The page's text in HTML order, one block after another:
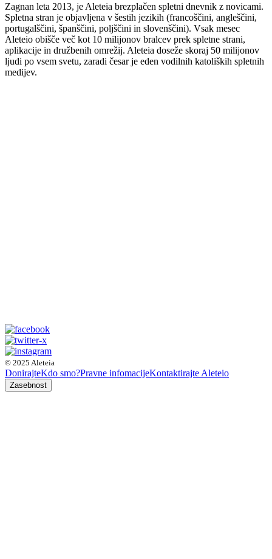
Zagnan leta 2013, je Aleteia brezplačen spletni dnevnik z novicami.
Spletna stran je objavljena v šestih jezikih (francoščini, angleščini,
portugalščini, španščini, poljščini in slovenščini). Vsak mesec
Aleteio obišče več kot 10 milijonov bralcev prek spletne strani,
aplikacije in družbenih omrežij. Aleteia doseže skoraj 50 milijonov
ljudi po vsem svetu, zaradi česar je eden vodilnih katoliških spletnih
medijev.
© 2025 Aleteia
DonirajteKdo smo?Pravne infomacijeKontaktirajte Aleteio
Zasebnost